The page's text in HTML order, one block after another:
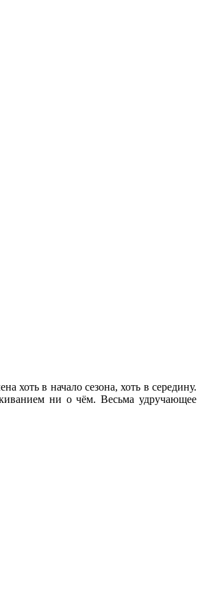
хоть в начало сезона, хоть в середину.
ни о чём. Весьма удручающее